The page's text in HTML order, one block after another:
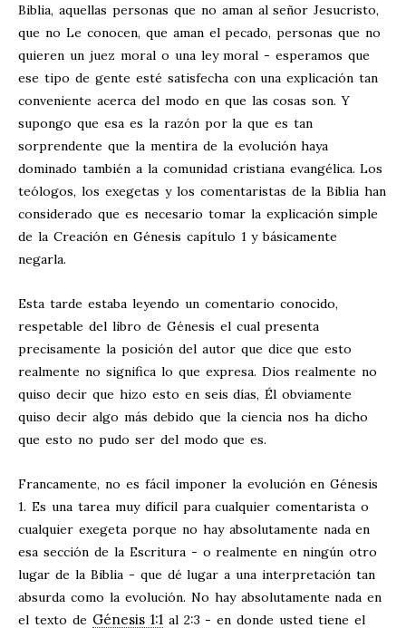
Biblia, aquellas personas que no aman al señor Jesucristo,
que no Le conocen, que aman el pecado, personas que no
quieren un juez moral o una ley moral - esperamos que
ese tipo de gente esté satisfecha con una explicación tan
conveniente acerca del modo en que las cosas son. Y
supongo que esa es la razón por la que es tan
sorprendente que la mentira de la evolución haya
dominado también a la comunidad cristiana evangélica. Los
teólogos, los exegetas y los comentaristas de la Biblia han
considerado que es necesario tomar la explicación simple
de la Creación en Génesis capítulo 1 y básicamente
negarla.
Esta tarde estaba leyendo un comentario conocido,
respetable del libro de Génesis el cual presenta
precisamente la posición del autor que dice que esto
realmente no significa lo que expresa. Dios realmente no
quiso decir que hizo esto en seis días, Él obviamente
quiso decir algo más debido que la ciencia nos ha dicho
que esto no pudo ser del modo que es.
Francamente, no es fácil imponer la evolución en Génesis
1. Es una tarea muy difícil para cualquier comentarista o
cualquier exegeta porque no hay absolutamente nada en
esa sección de la Escritura - o realmente en ningún otro
lugar de la Biblia - que dé lugar a una interpretación tan
absurda como la evolución. No hay absolutamente nada en
el texto de Génesis 1:1al 2:3 - en donde usted tiene el